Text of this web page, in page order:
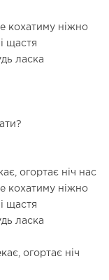
кохатиму ніжно
щастя
ласка
огортає ніч нас
кохатиму ніжно
щастя
ласка
огортає ніч